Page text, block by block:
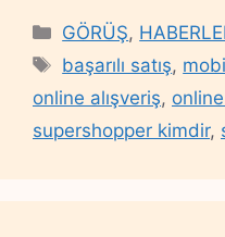
Categories
GÖRÜŞ,
Tags
başarılı satış,
online alışveriş,
supershopper kimdir,